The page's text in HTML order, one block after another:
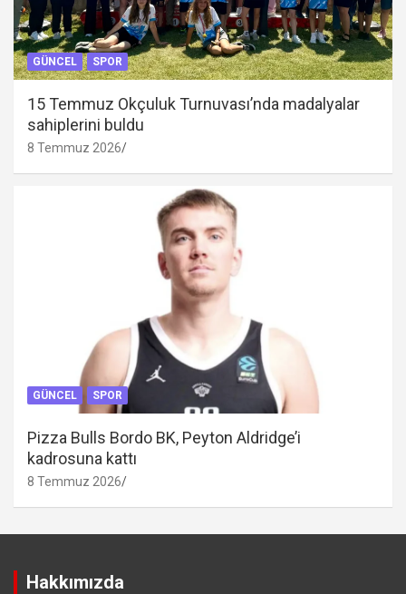
GÜNCEL SPOR
15 Temmuz Okçuluk Turnuvası’nda madalyalar
sahiplerini buldu
8 Temmuz 2026
GÜNCEL SPOR
Pizza Bulls Bordo BK, Peyton Aldridge’i
kadrosuna kattı
8 Temmuz 2026
Hakkımızda